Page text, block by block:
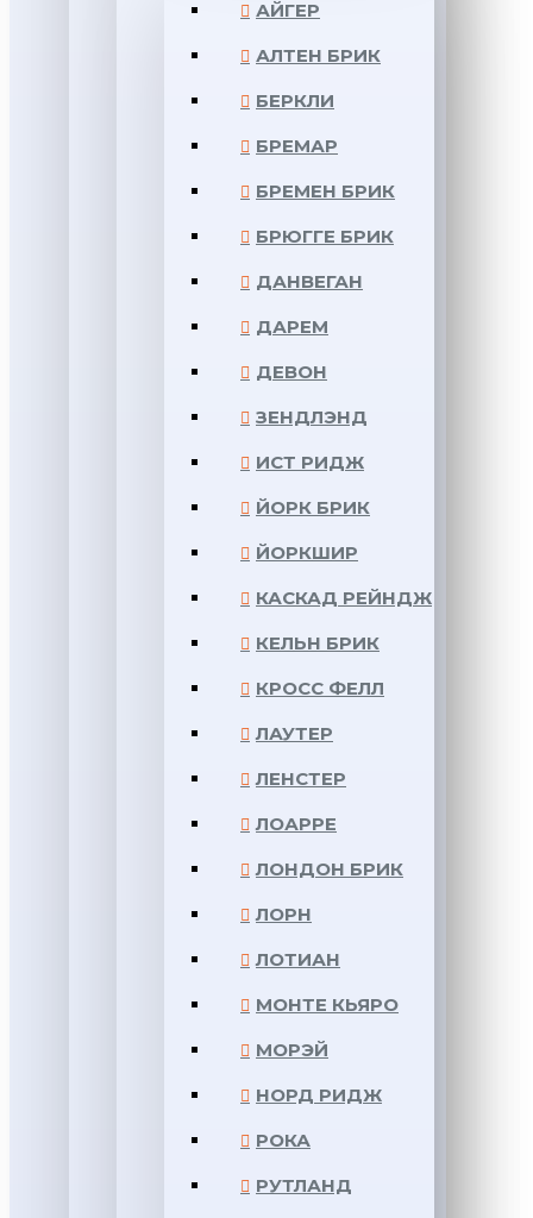
АЙГЕР
АЛТЕН БРИК
БЕРКЛИ
БРЕМАР
БРЕМЕН БРИК
БРЮГГЕ БРИК
ДАНВЕГАН
ДАРЕМ
ДЕВОН
ЗЕНДЛЭНД
ИСТ РИДЖ
ЙОРК БРИК
ЙОРКШИР
КАСКАД РЕЙНДЖ
КЕЛЬН БРИК
КРОСС ФЕЛЛ
ЛАУТЕР
ЛЕНСТЕР
ЛОАРРЕ
ЛОНДОН БРИК
ЛОРН
ЛОТИАН
МОНТЕ КЬЯРО
МОРЭЙ
НОРД РИДЖ
РОКА
РУТЛАНД